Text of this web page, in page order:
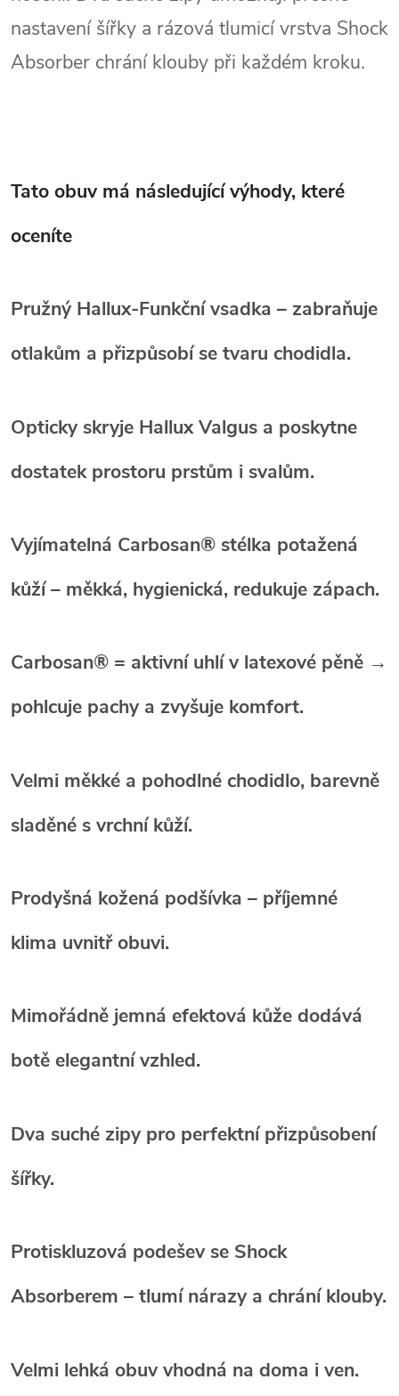
nastavení šířky a rázová tlumicí vrstva Shock
Absorber chrání klouby při každém kroku.
Tato obuv má následující výhody, které
oceníte
Pružný Hallux‑Funkční vsadka – zabraňuje
otlakům a přizpůsobí se tvaru chodidla.
Opticky skryje Hallux Valgus a poskytne
dostatek prostoru prstům i svalům.
Vyjímatelná Carbosan® stélka potažená
kůží – měkká, hygienická, redukuje zápach.
Carbosan® = aktivní uhlí v latexové pěně →
pohlcuje pachy a zvyšuje komfort.
Velmi měkké a pohodlné chodidlo, barevně
sladěné s vrchní kůží.
Prodyšná kožená podšívka – příjemné
klima uvnitř obuvi.
Mimořádně jemná efektová kůže dodává
botě elegantní vzhled.
Dva suché zipy pro perfektní přizpůsobení
šířky.
Protiskluzová podešev se Shock
Absorberem – tlumí nárazy a chrání klouby.
Velmi lehká obuv vhodná na doma i ven.